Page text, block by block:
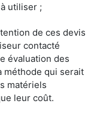
utiliser ;
de ces devis
contacté
évaluation des
méthode qui serait
matériels
leur coût.